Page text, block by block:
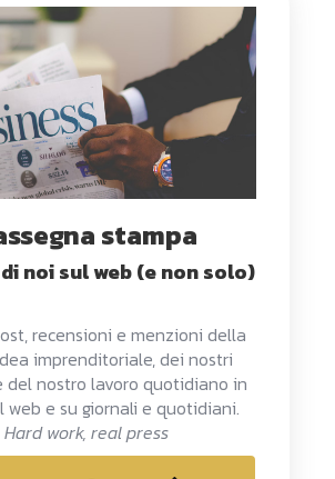
stampa
noi sul web (e non solo)
recensioni e menzioni della
imprenditoriale, dei nostri
del nostro lavoro quotidiano in
web e su giornali e quotidiani.
Hard work, real press